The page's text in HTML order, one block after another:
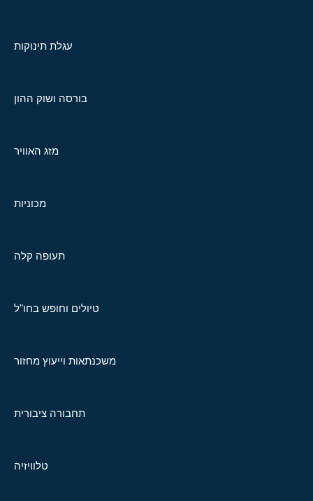
עגלת תינוקות
בורסה ושוק ההון
מזג האוויר
מכוניות
תעופה קלה
טיולים וחופש בחו"ל
משכנתאות וייעוץ מחזור
תחבורה ציבורית
טלוויזיה